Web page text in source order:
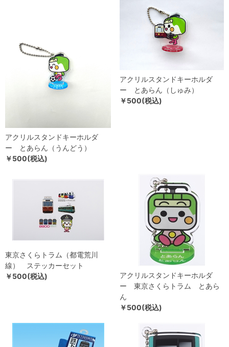
アクリルスタンドキーホルダ
ー とあらん（うんどう）
￥500(税込)
アクリルスタンドキーホルダ
ー とあらん（しゅみ）
￥500(税込)
東京さくらトラム（都電荒川
線） ステッカーセット
￥500(税込)
アクリルスタンドキーホルダ
ー 東京さくらトラム とあら
ん
￥500(税込)